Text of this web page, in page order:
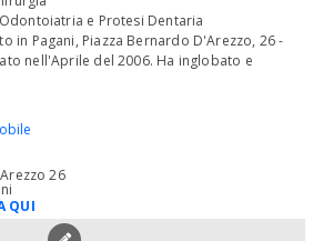
e Protesi Dentaria
in Pagani, Piazza Bernardo D'Arezzo, 26 -
nell'Aprile del 2006. Ha inglobato e
26
QUI